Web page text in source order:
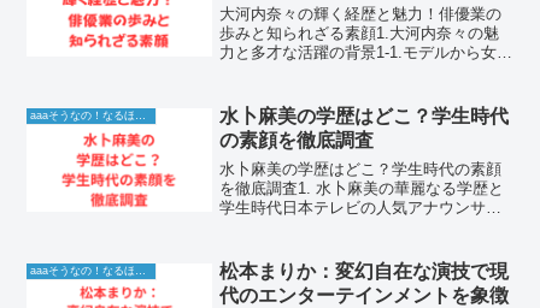
大河内奈々の輝く経歴と魅力！俳優業の
歩みと知られざる素顔1.大河内奈々の魅
力と多才な活躍の背景1-1.モデルから女優
スと確かな表現力で注目を集めてきまし
た。もともとはフ...
水卜麻美の学歴はどこ？学生時代
の素顔を徹底調査
水卜麻美の学歴はどこ？学生時代の素顔
を徹底調査1. 水卜麻美の華麗なる学歴と
学生時代日本テレビの人気アナウンサー
と高いアナウンス能力で老若男女問わず
絶大な支持を集めてい...
aaaそうなの！なるほど！情報
松本まりか：変幻自在な演技で現
代のエンターテインメントを象徴